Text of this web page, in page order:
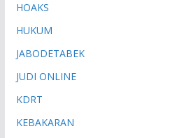
HOAKS
HUKUM
JABODETABEK
JUDI ONLINE
KDRT
KEBAKARAN